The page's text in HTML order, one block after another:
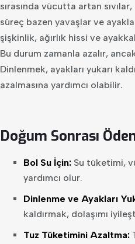
sırasında vücutta artan
süreç bazen yavaşlar ve
şişkinlik, ağırlık hissi ve
Bu durum zamanla azalır,
Dinlenmek, ayakları yukarı
azalmasına yardımcı olabilir.
Doğum Sonrası
Bol Su İçin:Su tüketimi,
yardımcı olur.
Dinlenme ve Ayakları
kaldırmak, dolaşımı
Tuz Tüketimini Azaltma: